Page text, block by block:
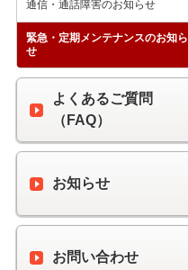
通信・通話障害のお知らせ
緊急・定期メンテナンスのお知ら
せ
よくあるご質問
（FAQ）
お知らせ
お問い合わせ